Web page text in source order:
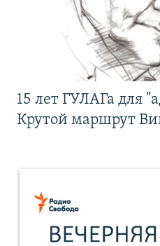
15 лет ГУЛАГа для
Крутой маршрут